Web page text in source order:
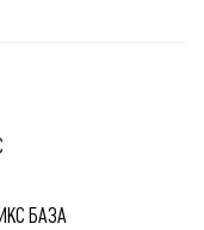
БАЗА